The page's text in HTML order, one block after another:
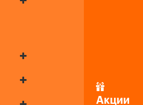
Акции